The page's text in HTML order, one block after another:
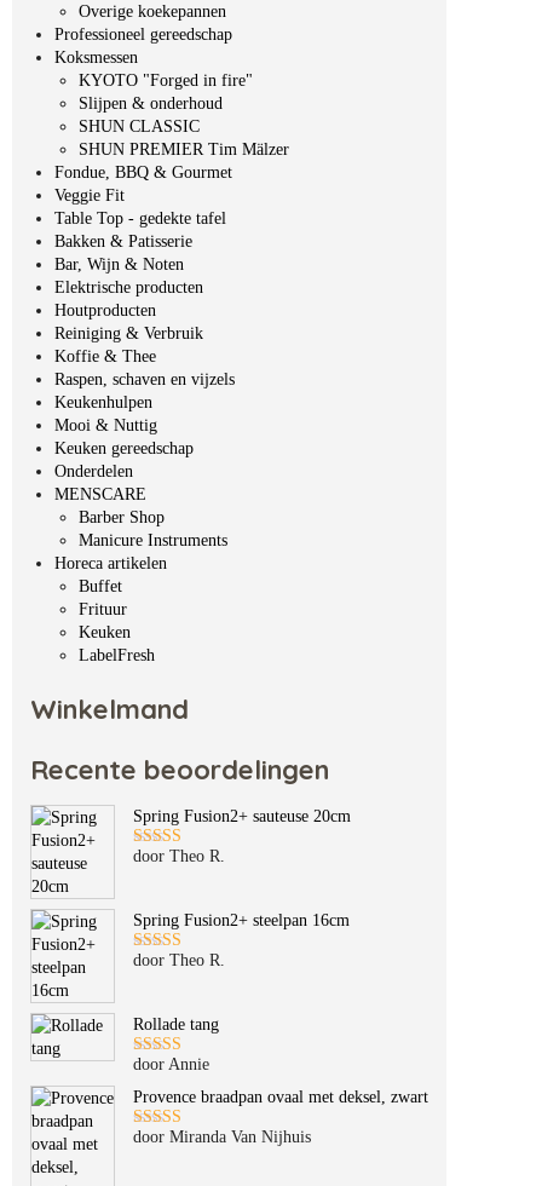
Overige koekepannen
Professioneel gereedschap
Koksmessen
KYOTO "Forged in fire"
Slijpen & onderhoud
SHUN CLASSIC
SHUN PREMIER Tim Mälzer
Fondue, BBQ & Gourmet
Veggie Fit
Table Top - gedekte tafel
Bakken & Patisserie
Bar, Wijn & Noten
Elektrische producten
Houtproducten
Reiniging & Verbruik
Koffie & Thee
Raspen, schaven en vijzels
Keukenhulpen
Mooi & Nuttig
Keuken gereedschap
Onderdelen
MENSCARE
Barber Shop
Manicure Instruments
Horeca artikelen
Buffet
Frituur
Keuken
LabelFresh
Winkelmand
Recente beoordelingen
Spring Fusion2+ sauteuse 20cm
Gewaardeerd
door Theo R.
Spring Fusion2+ steelpan 16cm
Gewaardeerd
door Theo R.
Rollade tang
Gewaardeerd
door Annie
Provence braadpan ovaal met deksel, zwart
Gewaardeerd
door Miranda Van Nijhuis